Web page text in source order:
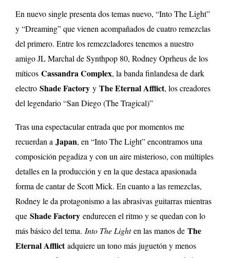
En nuevo single presenta dos temas nuevo, “Into The Light”
y “Dreaming” que vienen acompañados de cuatro remezclas
del primero. Entre los remezcladores tenemos a nuestro
amigo JL Marchal de Synthpop 80, Rodney Oprheus de los
míticos Cassandra Complex, la banda finlandesa de dark
electro Shade Factory y The Eternal Afflict, los creadores
del legendario “San Diego (The Tragical)”
Tras una espectacular entrada que por momentos me
recuerdan a Japan, en “Into The Light” encontramos una
composición pegadiza y con un aire misterioso, con múltiples
detalles en la producción y en la que destaca apasionada
forma de cantar de Scott Mick. En cuanto a las remezclas,
Rodney le da protagonismo a las abrasivas guitarras mientras
que Shade Factory endurecen el ritmo y se quedan con lo
más básico del tema. Into The Lighten las manos de The
Eternal Afflictadquiere un tono más juguetón y menos